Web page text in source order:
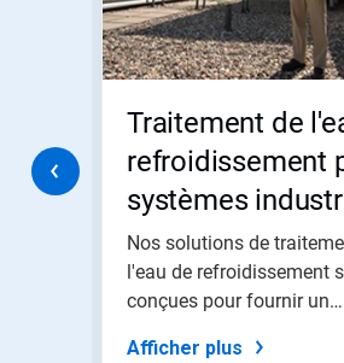
boutons
Suivant
et
Précédent
naviguer
sautez
diapositive
Traitement de
refroidissement
systèmes
d'eau de
refroidissement
Nos solutions de
l'eau de refroidissement
conçues pour fournir un
Afficher plus